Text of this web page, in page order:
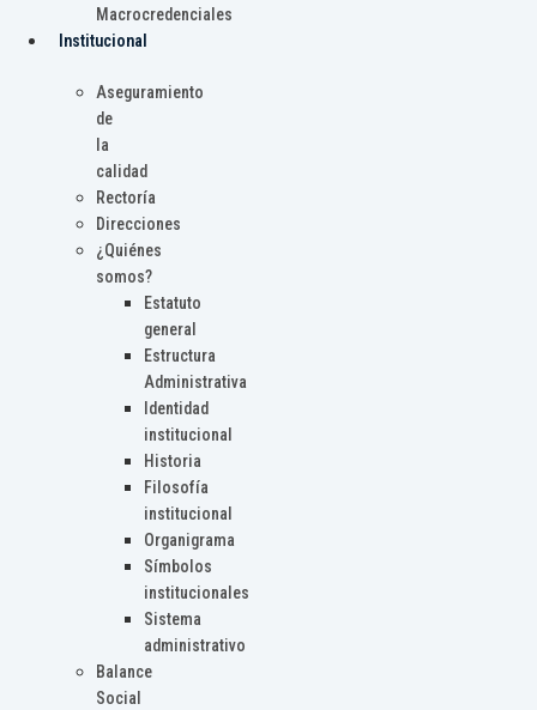
Macrocredenciales
Institucional
Aseguramiento
de
la
calidad
Rectoría
Direcciones
¿Quiénes
somos?
Estatuto
general
Estructura
Administrativa
Identidad
institucional
Historia
Filosofía
institucional
Organigrama
Símbolos
institucionales
Sistema
administrativo
Balance
Social